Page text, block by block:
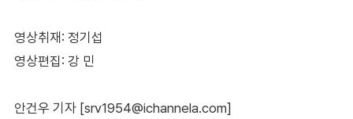
영상취재: 정기섭
영상편집: 강 민
안건우 기자 [srv1954@ichannela.com]